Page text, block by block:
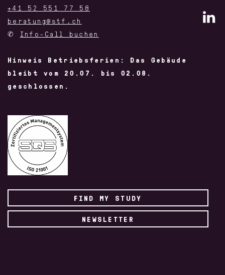
+41 52 551 77 58
beratung@stf.ch
✆ Info-Call buchen
Hinweis Betriebsferien: Das Gebäude
bleibt vom 20.07. bis 02.08.
geschlossen.
FIND MY STUDY
NEWSLETTER